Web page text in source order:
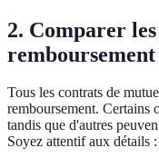
2. Comparer
remboursement
Tous les contrats de
remboursement. Certains
tandis que d'autres
Soyez attentif aux détails :